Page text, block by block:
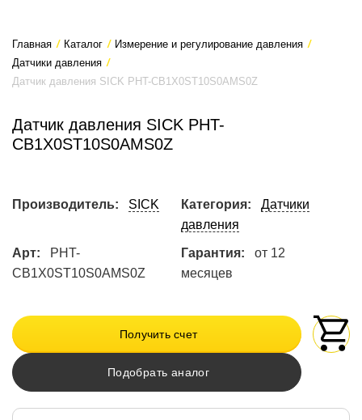
Главная / Каталог / Измерение и регулирование давления /
Датчики давления /
Датчик давления SICK PHT-CB1X0ST10S0AMS0Z
Датчик давления SICK PHT-
CB1X0ST10S0AMS0Z
Производитель: SICK Категория:
Датчики
давления
Арт:
PHT-
CB1X0ST10S0AMS0Z
Гарантия:
от 12
месяцев
Получить счет
Подобрать аналог